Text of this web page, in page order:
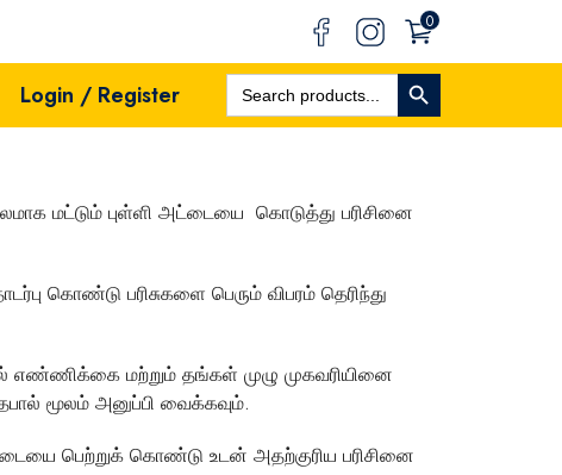
0
Login / Register Search
For:
Search Button
மட்டும் புள்ளி அட்டையை கொடுத்து பரிசினை
கொண்டு பரிசுகளை பெரும் விபரம் தெரிந்து
எண்ணிக்கை மற்றும் தங்கள் முழு முகவரியினை
மூலம் அனுப்பி வைக்கவும்.
பெற்றுக் கொண்டு உடன் அதற்குரிய பரிசினை